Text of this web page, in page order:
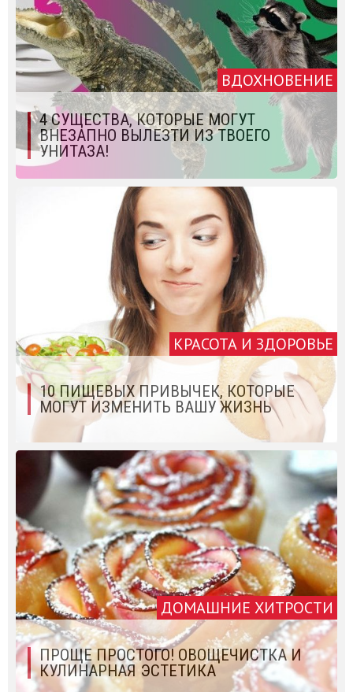
ВДОХНОВЕНИЕ
4 СУЩЕСТВА, КОТОРЫЕ МОГУТ
ВНЕЗАПНО ВЫЛЕЗТИ ИЗ ТВОЕГО
УНИТАЗА!
КРАСОТА И ЗДОРОВЬЕ
10 ПИЩЕВЫХ ПРИВЫЧЕК, КОТОРЫЕ
МОГУТ ИЗМЕНИТЬ ВАШУ ЖИЗНЬ
ДОМАШНИЕ ХИТРОСТИ
ПРОЩЕ ПРОСТОГО! ОВОЩЕЧИСТКА И
КУЛИНАРНАЯ ЭСТЕТИКА